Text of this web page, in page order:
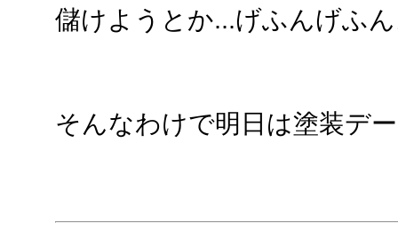
儲けようとか...げふんげふ
そんなわけで明日は塗装デ